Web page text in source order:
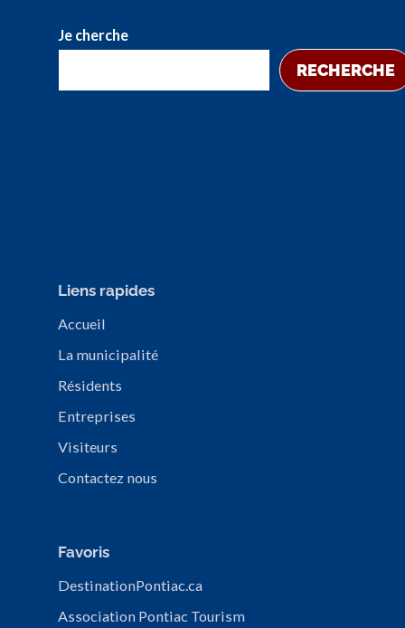
Je cherche
RECHERCHE
Liens rapides
Accueil
La municipalité
Résidents
Entreprises
Visiteurs
Contactez nous
Favoris
DestinationPontiac.ca
Association Pontiac Tourism